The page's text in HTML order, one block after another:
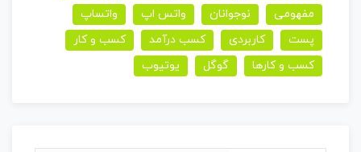
مفهومی
نوجوانان واتس اپ
واتساپ
پست
کاربردی کسب درآمد
کسب و کار
کسب و کارها
گوگل یوتیوب